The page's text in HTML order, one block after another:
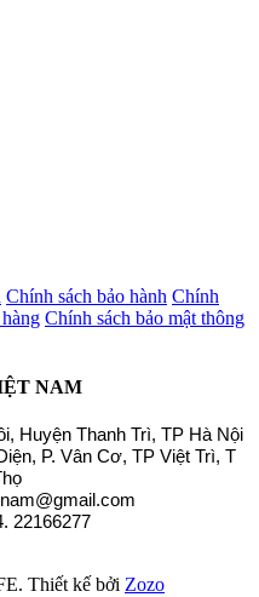
Chính sách bảo hành Chính
Chính sách bảo mật thông
NAM
Huyện Thanh Trì, TP Hà Nội
P. Vân Cơ, TP Việt Trì, T
22166277
Thiết kế bởi Zozo